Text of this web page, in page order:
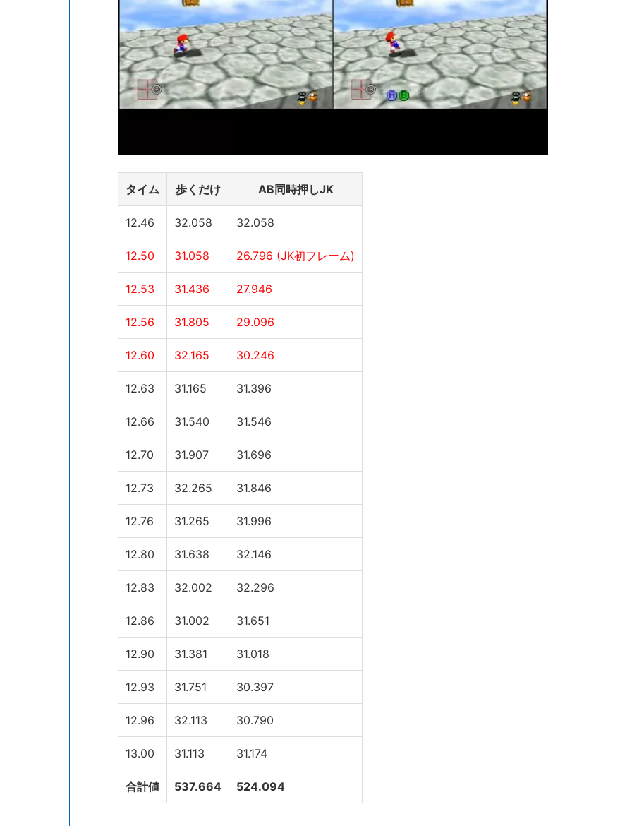
タイム 歩くだけ AB同時押しJK
12.46 32.058 32.058
12.50 31.058 26.796 (JK初フレーム)
12.53 31.436 27.946
12.56 31.805 29.096
12.60 32.165 30.246
12.63 31.165 31.396
12.66 31.540 31.546
12.70 31.907 31.696
12.73 32.265 31.846
12.76 31.265 31.996
12.80 31.638 32.146
12.83 32.002 32.296
12.86 31.002 31.651
12.90 31.381 31.018
12.93 31.751 30.397
12.96 32.113 30.790
13.00 31.113 31.174
合計値 537.664 524.094